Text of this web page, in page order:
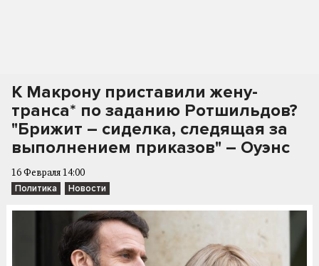
К Макрону приставили жену-
транса* по заданию Ротшильдов?
"Брижит – сиделка, следящая за
выполнением приказов" – Оуэнс
16 Февраля 14:00
Политика Новости